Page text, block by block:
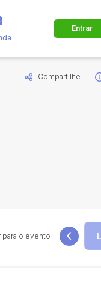
Cidade
Entrar
Compartilhe
para o evento